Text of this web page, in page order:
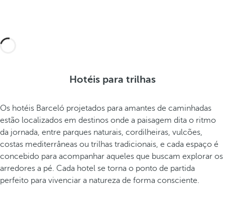
Hotéis para trilhas
Os hotéis Barceló projetados para amantes de caminhadas
estão localizados em destinos onde a paisagem dita o ritmo
da jornada, entre parques naturais, cordilheiras, vulcões,
costas mediterrâneas ou trilhas tradicionais, e cada espaço é
concebido para acompanhar aqueles que buscam explorar os
arredores a pé. Cada hotel se torna o ponto de partida
perfeito para vivenciar a natureza de forma consciente.